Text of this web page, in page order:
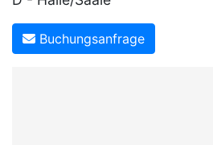
Buchungsanfrage